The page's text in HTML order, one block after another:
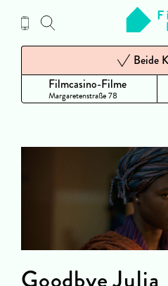
Inhalt
Filmcasino-Filme
Margaretenstraße 78
Beide